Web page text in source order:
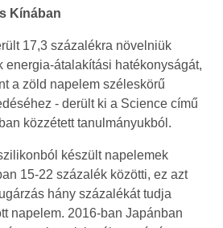
Kínában
17,3 százalékra növelniük
energia-átalakítási hatékonyságát,
a zöld napelem széleskörű
- derült ki a Science című
közzétett tanulmányukból.
készült napelemek
15-22 százalék közötti, ez azt
hány százalékát tudja
napelem. 2016-ban Japánban